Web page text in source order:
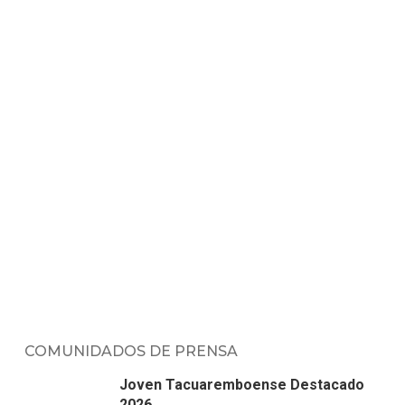
COMUNIDADOS DE PRENSA
Joven Tacuaremboense Destacado